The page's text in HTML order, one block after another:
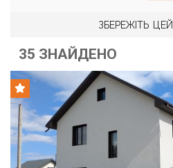
ЗБЕРЕЖІТЬ
35 ЗНАЙДЕНО